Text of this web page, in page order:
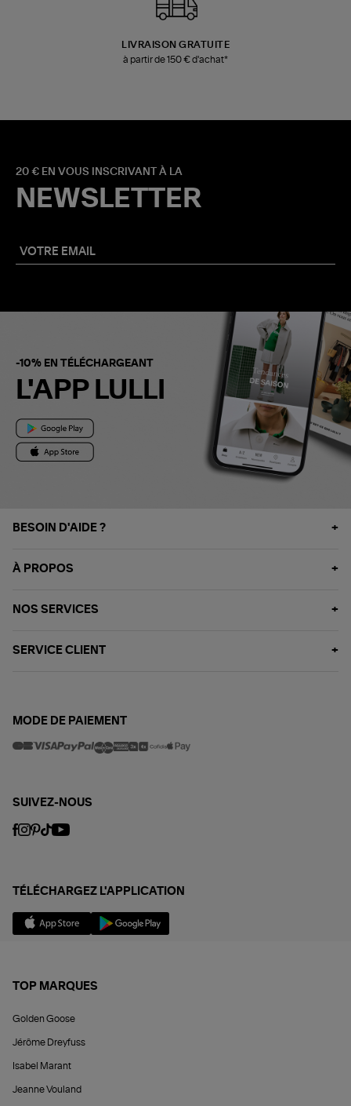
LIVRAISON GRATUITE
à partir de 150 € d'achat*
20 € EN VOUS INSCRIVANT À LA
NEWSLETTER
-10% EN TÉLÉCHARGEANT
L'APP LULLI
BESOIN D'AIDE ?
À PROPOS
NOS SERVICES
SERVICE CLIENT
MODE DE PAIEMENT
SUIVEZ-NOUS
TÉLÉCHARGEZ L'APPLICATION
TOP MARQUES
Golden Goose
Jérôme Dreyfuss
Isabel Marant
Jeanne Vouland